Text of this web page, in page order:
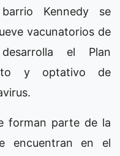
Kennedy se
vacunatorios de
el Plan
y optativo de
forman parte de la
encuentran en el